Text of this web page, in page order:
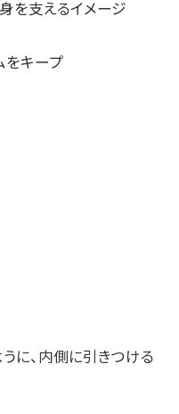
を支えるイメージ
をキープ
に、内側に引きつける